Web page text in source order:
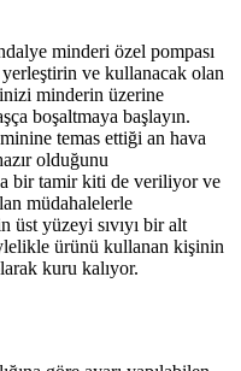
minderi özel pompası
ve kullanacak olan
minderin üzerine
boşaltmaya başlayın.
temas ettiği an hava
olduğunu
bir tamir kiti de veriliyor ve
müdahalelerle
üst yüzeyi sıvıyı bir alt
ürünü kullanan kişinin
kuru kalıyor.